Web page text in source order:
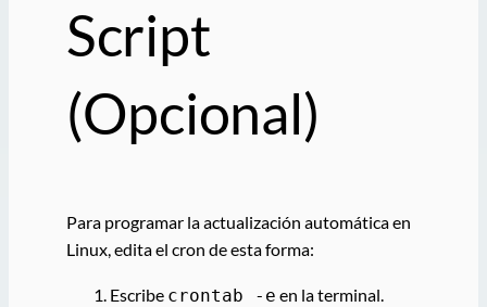
Script
(Opcional)
Para programar la actualización automática en
Linux, edita el cron de esta forma:
Escribe crontab -e en la terminal.